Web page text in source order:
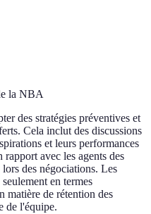
la NBA
des stratégies préventives et
Cela inclut des discussions
et leurs performances
avec les agents des
des négociations. Les
en termes
matière de rétention des
de l'équipe.